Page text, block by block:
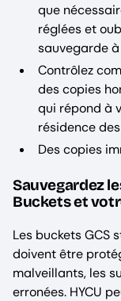
que
réglées et
sauvegarde à
Contrôlez
des copies
qui répond à
résidence
Des copies
Sauvegardez
Buckets et
Les buckets GCS
doivent être
malveillants, les
erronées. HYCU